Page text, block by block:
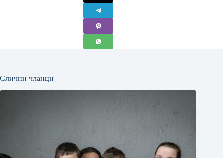
Слични чланци